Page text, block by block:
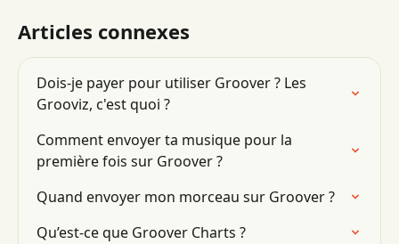
Articles connexes
Dois-je payer pour utiliser Groover ? Les
Grooviz, c'est quoi ?
Comment envoyer ta musique pour la
première fois sur Groover ?
Quand envoyer mon morceau sur Groover ?
Qu’est-ce que Groover Charts ?